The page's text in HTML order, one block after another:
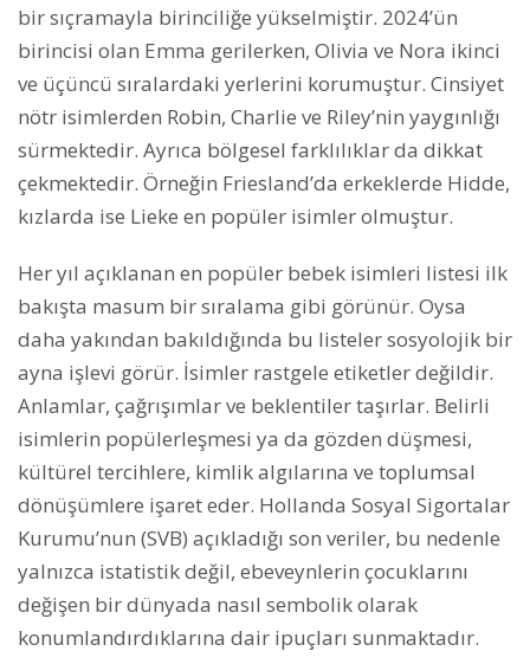
bir sıçramayla birinciliğe yükselmiştir. 2024’ün
birincisi olan Emma gerilerken, Olivia ve Nora ikinci
ve üçüncü sıralardaki yerlerini korumuştur. Cinsiyet
nötr isimlerden Robin, Charlie ve Riley’nin yaygınlığı
sürmektedir. Ayrıca bölgesel farklılıklar da dikkat
çekmektedir. Örneğin Friesland’da erkeklerde Hidde,
kızlarda ise Lieke en popüler isimler olmuştur.
Her yıl açıklanan en popüler bebek isimleri listesi ilk
bakışta masum bir sıralama gibi görünür. Oysa
daha yakından bakıldığında bu listeler sosyolojik bir
ayna işlevi görür. İsimler rastgele etiketler değildir.
Anlamlar, çağrışımlar ve beklentiler taşırlar. Belirli
isimlerin popülerleşmesi ya da gözden düşmesi,
kültürel tercihlere, kimlik algılarına ve toplumsal
dönüşümlere işaret eder. Hollanda Sosyal Sigortalar
Kurumu’nun (SVB) açıkladığı son veriler, bu nedenle
yalnızca istatistik değil, ebeveynlerin çocuklarını
değişen bir dünyada nasıl sembolik olarak
konumlandırdıklarına dair ipuçları sunmaktadır.